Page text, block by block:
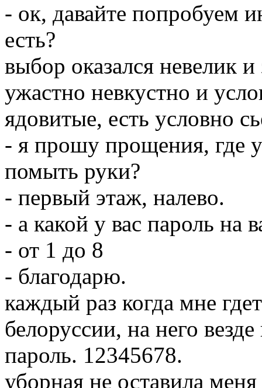
- ок, давайте попробуем
есть?
выбор оказался невелик и
ужастно невкустно и
ядовитые, есть условно
- я прошу прощения, где
помыть руки?
- первый этаж, налево.
- а какой у вас пароль на
- от 1 до 8
- благодарю.
каждый раз когда мне
белоруссии, на него
пароль. 12345678.
уборная не оставила